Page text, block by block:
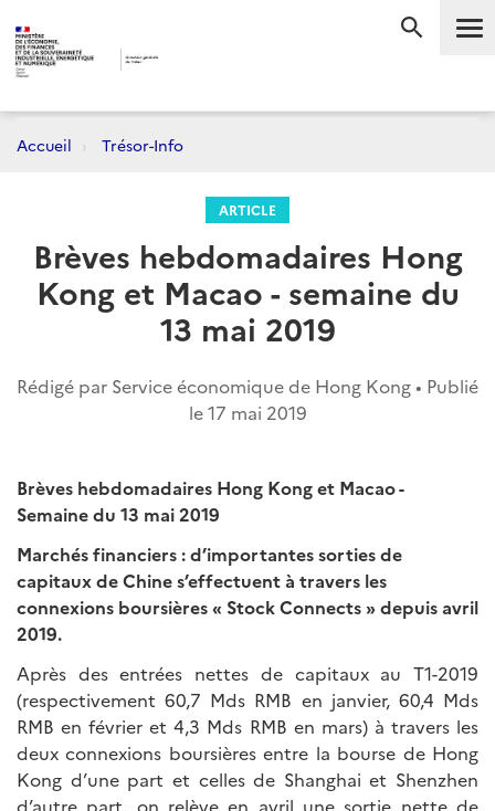
Accueil Trésor-Info
ARTICLE
Brèves hebdomadaires Hong
Kong et Macao - semaine du
13 mai 2019
Rédigé par Service économique de Hong Kong • Publié
le17 mai 2019
Brèves hebdomadaires Hong Kong et Macao -
Semaine du 13 mai 2019
Marchés financiers : d’importantes sorties de
capitaux de Chine s’effectuent à travers les
connexions boursières « Stock Connects » depuis avril
2019.
Après des entrées nettes de capitaux au T1-2019
(respectivement 60,7 Mds RMB en janvier, 60,4 Mds
RMB en février et 4,3 Mds RMB en mars) à travers les
deux connexions boursières entre la bourse de Hong
Kong d’une part et celles de Shanghai et Shenzhen
d’autre part, on relève en avril une sortie nette de